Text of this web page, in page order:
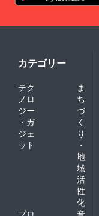
カテゴリー
テク
ノロ
ジー
・ガ
ジェ
ット
ま
ち
づ
く
り
・
地
域
活
性
化